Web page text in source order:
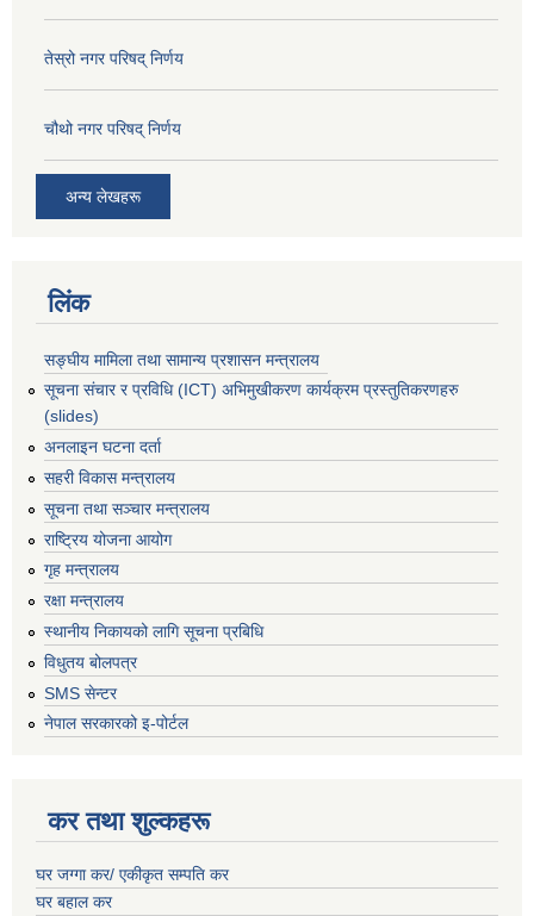
तेस्रो नगर परिषद् निर्णय
चौथो नगर परिषद् निर्णय
अन्य लेखहरू
लिंक
सङ्घीय मामिला तथा सामान्य प्रशासन मन्त्रालय
सूचना संचार र प्रविधि (ICT) अभिमुखीकरण कार्यक्रम प्रस्तुतिकरणहरु
(slides)
अनलाइन घटना दर्ता
सहरी विकास मन्त्रालय
सूचना तथा सञ्चार मन्त्रालय
राष्ट्रिय योजना आयोग
गृह मन्त्रालय
रक्षा मन्त्रालय
स्थानीय निकायको लागि सूचना प्रबिधि
विधुतय बोलपत्र
SMS सेन्टर
नेपाल सरकारको इ-पोर्टल
कर तथा शुल्कहरू
घर जग्गा कर/ एकीकृत सम्पति कर
घर बहाल कर